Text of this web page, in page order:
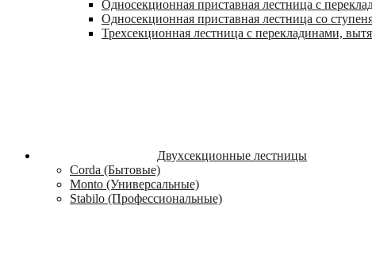
Односекционная приставная лестница с
Односекционная приставная лестница со
Трехсекционная лестница с перекладинами,
Двухсекционные лестницы
Corda (Бытовые)
Monto (Универсальные)
Stabilo (Профессиональные)